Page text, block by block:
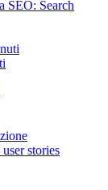
SEO: Search
stories